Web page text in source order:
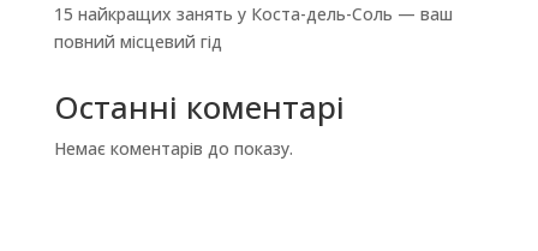
15 найкращих занять у Коста-дель-Соль — ваш
повний місцевий гід
Останні коментарі
Немає коментарів до показу.